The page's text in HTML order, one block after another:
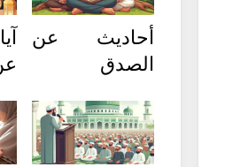
أحاديث عن
الصدق